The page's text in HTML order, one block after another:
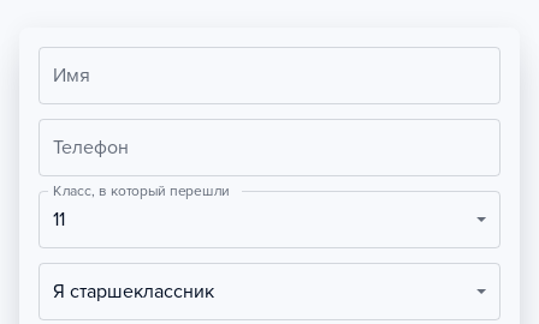
Имя
Телефон
Класс, в который перешли
11
Я старшеклассник